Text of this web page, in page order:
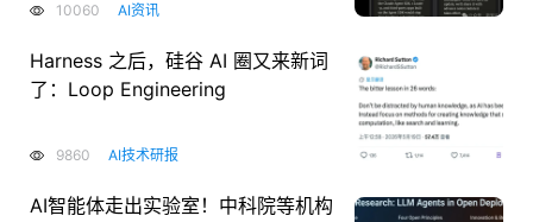
10060 AI资讯
Harness 之后，硅谷 AI 圈又来新词
了：Loop Engineering
9860 AI技术研报
AI智能体走出实验室！中科院等机构